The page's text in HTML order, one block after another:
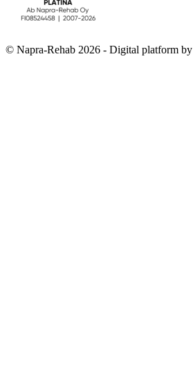
© Napra-Rehab 2026 - Digital platform by